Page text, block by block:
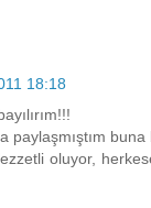
18:18
paylaşmıştım
oluyor,